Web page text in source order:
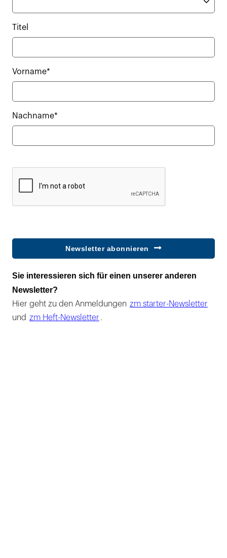
Titel
Vorname*
Nachname*
Newsletter abonnieren
Sie interessieren sich für einen unserer anderen
Newsletter?
Hier geht zu den Anmeldungen zm starter-Newsletter
und zm Heft-Newsletter .